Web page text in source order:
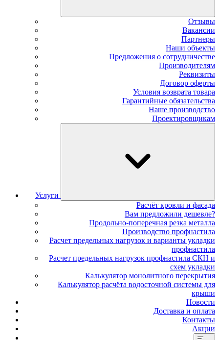
Отзывы
Вакансии
Партнеры
Наши объекты
Предложения о сотрудничестве
Производителям
Реквизиты
Договор оферты
Условия возврата товара
Гарантийные обязательства
Наше производство
Проектировщикам
Услуги
Расчёт кровли и фасада
Вам предложили дешевле?
Продольно-поперечная резка металла
Производство профнастила
Расчет предельных нагрузок и варианты укладки
профнастила
Расчет предельных нагрузок профнастила СКН и
схем укладки
Калькулятор монолитного перекрытия
Калькулятор расчёта водосточной системы для
крыши
Новости
Доставка и оплата
Контакты
Акции